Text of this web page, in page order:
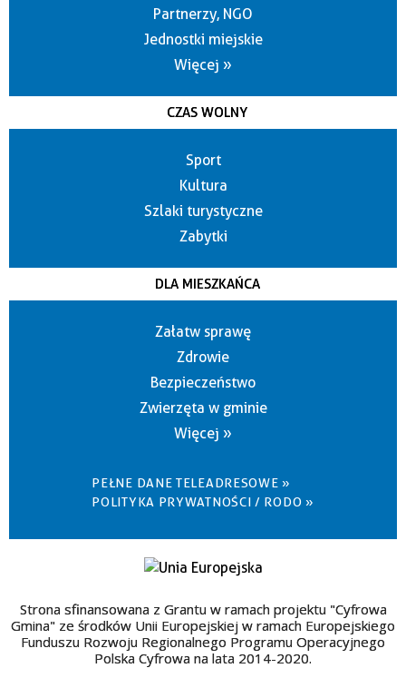
Partnerzy, NGO
Jednostki miejskie
Więcej »
CZAS WOLNY
Sport
Kultura
Szlaki turystyczne
Zabytki
DLA MIESZKAŃCA
Załatw sprawę
Zdrowie
Bezpieczeństwo
Zwierzęta w gminie
Więcej »
PEŁNE DANE TELEADRESOWE »
POLITYKA PRYWATNOŚCI / RODO »
Strona sfinansowana z Grantu w ramach projektu "Cyfrowa
Gmina" ze środków Unii Europejskiej w ramach Europejskiego
Funduszu Rozwoju Regionalnego Programu Operacyjnego
Polska Cyfrowa na lata 2014-2020.